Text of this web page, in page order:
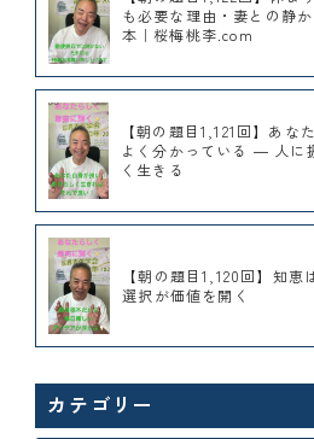
も必要な理由・妻との静
本｜桜梅桃李.com
【朝の題目1,121回】あな
よく分かっている ― 人に
く生きる
【朝の題目1,120回】知
選択が価値を開く
カテゴリー